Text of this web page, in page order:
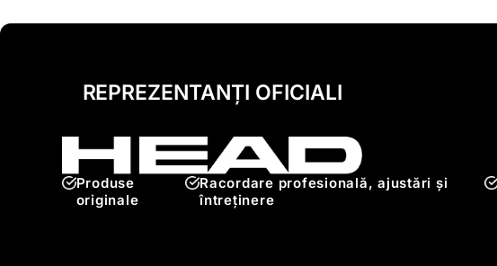
REPREZENTANȚI OFICIALI
Produse
originale
Racordare profesională, ajustări și
întreținere